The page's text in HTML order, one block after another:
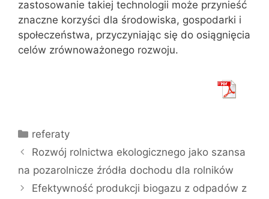
zastosowanie takiej technologii może przynieść
znaczne korzyści dla środowiska, gospodarki i
społeczeństwa, przyczyniając się do osiągnięcia
celów zrównoważonego rozwoju.
Kategorie
referaty
Rozwój rolnictwa ekologicznego jako szansa
na pozarolnicze źródła dochodu dla rolników
Efektywność produkcji biogazu z odpadów z